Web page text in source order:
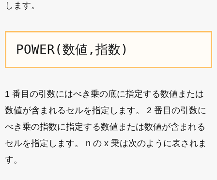
します。
POWER(数値,指数)
1 番目の引数にはべき乗の底に指定する数値または
数値が含まれるセルを指定します。 2 番目の引数に
べき乗の指数に指定する数値または数値が含まれる
セルを指定します。 n の x 乗は次のように表されま
す。